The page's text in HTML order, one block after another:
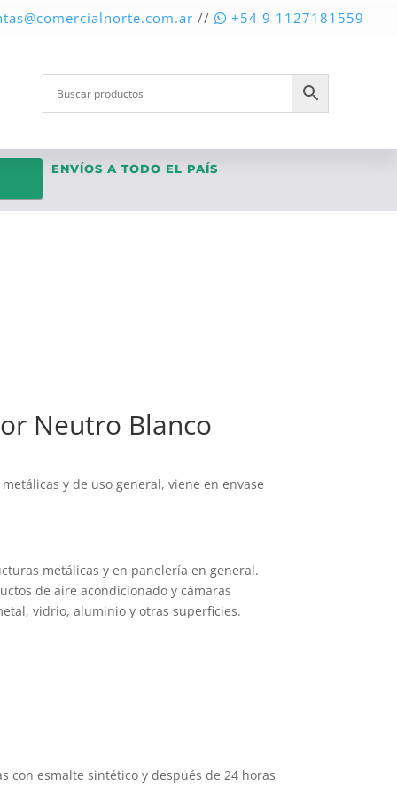
// +54 9 1127181559
ENVÍOS A TODO EL PAÍS
Neutro Blanco
y de uso general, viene en envase
metálicas y en panelería en general.
de aire acondicionado y cámaras
vidrio, aluminio y otras superficies.
con esmalte sintético y después de 24 horas